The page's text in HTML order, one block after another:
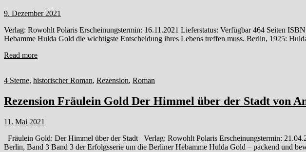
9. Dezember 2021
Verlag: Rowohlt Polaris Erscheinungstermin: 16.11.2021 Lieferstatus: Verfügbar 464 Seiten
Hebamme Hulda Gold die wichtigste Entscheidung ihres Lebens treffen muss. Berlin, 1925:
Read more
4 Sterne, historischer Roman, Rezension, Roman
Rezension Fräulein Gold Der Himmel über der Stadt von
11. Mai 2021
Fräulein Gold: Der Himmel über der Stadt Verlag: Rowohlt Polaris Erscheinungstermin:
Berlin, Band 3 Band 3 der Erfolgsserie um die Berliner Hebamme Hulda Gold – packend und